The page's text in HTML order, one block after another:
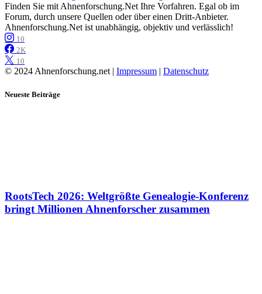
Finden Sie mit Ahnenforschung.Net Ihre Vorfahren. Egal ob im
Forum, durch unsere Quellen oder über einen Dritt-Anbieter.
Ahnenforschung.Net ist unabhängig, objektiv und verlässlich!
10
2K
10
© 2024 Ahnenforschung.net | Impressum Datenschutz
Neueste Beiträge
RootsTech 2026: Weltgrößte Genealogie-Konferenz
bringt Millionen Ahnenforscher zusammen